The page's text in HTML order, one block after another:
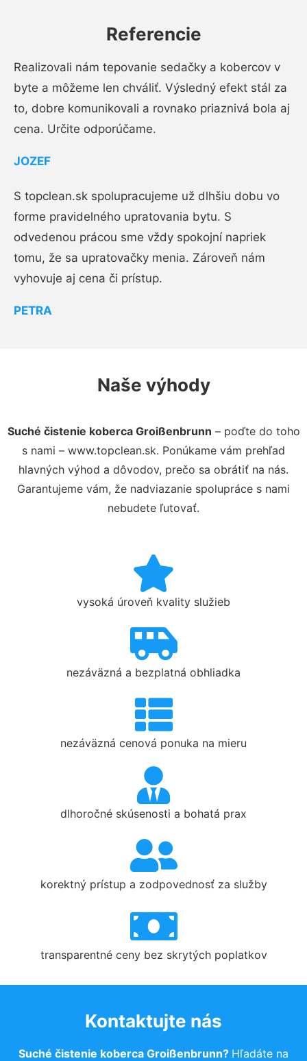
Referencie
Realizovali nám tepovanie sedačky a kobercov v
byte a môžeme len chváliť. Výsledný efekt stál za
to, dobre komunikovali a rovnako priaznivá bola aj
cena. Určite odporúčame.
JOZEF
S topclean.sk spolupracujeme už dlhšiu dobu vo
forme pravidelného upratovania bytu. S
odvedenou prácou sme vždy spokojní napriek
tomu, že sa upratovačky menia. Zároveň nám
vyhovuje aj cena či prístup.
PETRA
Naše výhody
Suché čistenie koberca Groißenbrunn – poďte do toho
s nami – www.topclean.sk. Ponúkame vám prehľad
hlavných výhod a dôvodov, prečo sa obrátiť na nás.
Garantujeme vám, že nadviazanie spolupráce s nami
nebudete ľutovať.
vysoká úroveň kvality služieb
nezáväzná a bezplatná obhliadka
nezáväzná cenová ponuka na mieru
dlhoročné skúsenosti a bohatá prax
korektný prístup a zodpovednosť za služby
transparentné ceny bez skrytých poplatkov
Kontaktujte nás
Suché čistenie koberca Groißenbrunn? Hľadáte na